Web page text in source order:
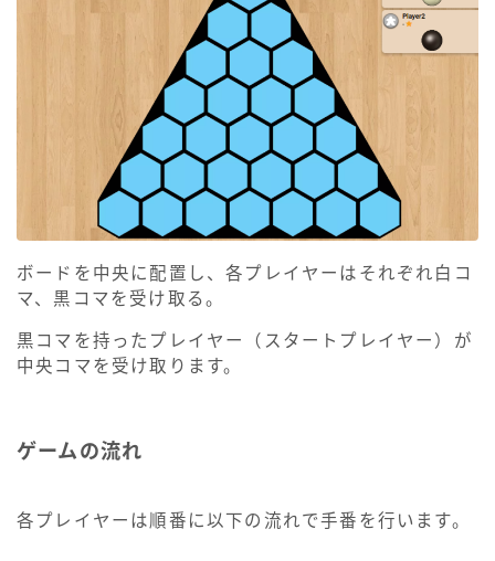
ボードを中央に配置し、各プレイヤーはそれぞれ白コ
マ、黒コマを受け取る。
黒コマを持ったプレイヤー（スタートプレイヤー）が
中央コマを受け取ります。
ゲームの流れ
各プレイヤーは順番に以下の流れで手番を行います。